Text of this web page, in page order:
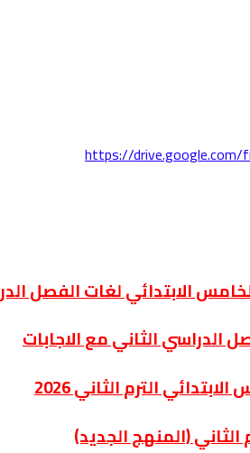
https://drive.google.com/
الدراسي الثاني مع الاجابات
الترم الثاني 2026
(المنهج الجديد)